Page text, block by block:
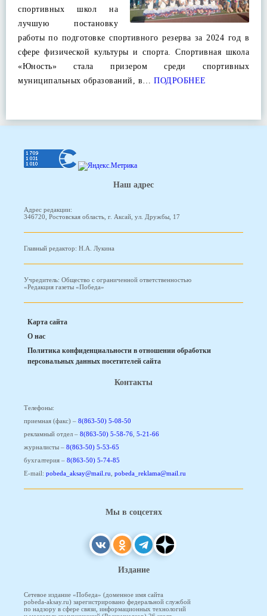
спортивных школ на
лучшую постановку
работы по подготовке спортивного резерва за 2024 год в
сфере физической культуры и спорта. Спортивная школа
«Юность» стала призером среди спортивных
муниципальных образований, в… ПОДРОБНЕЕ
Наш адрес
Адрес редакции:
346720, Ростовская область, г. Аксай, ул. Дружбы, 17
Главный редактор: Н.А. Лукина
Учредитель: Общество с ограниченной ответственностью
«Редакция газеты «Победа»
Карта сайта
О нас
Политика конфиденциальности в отношении обработки
персональных данных посетителей сайта
Контакты
Телефоны:
приемная (факс) – 8(863-50) 5-08-50
рекламный отдел – 8(863-50) 5-58-76 5-21-66
журналисты – 8(863-50) 5-53-65
бухгалтерия – 8(863-50) 5-74-85
E-mail: pobeda_aksay@mail.ru pobeda_reklama@mail.ru
Мы в соцсетях
Издание
Сетевое издание «Победа» (доменное имя сайта
pobeda-aksay.ru) зарегистрировано федеральной службой
по надзору в сфере связи, информационных технологий